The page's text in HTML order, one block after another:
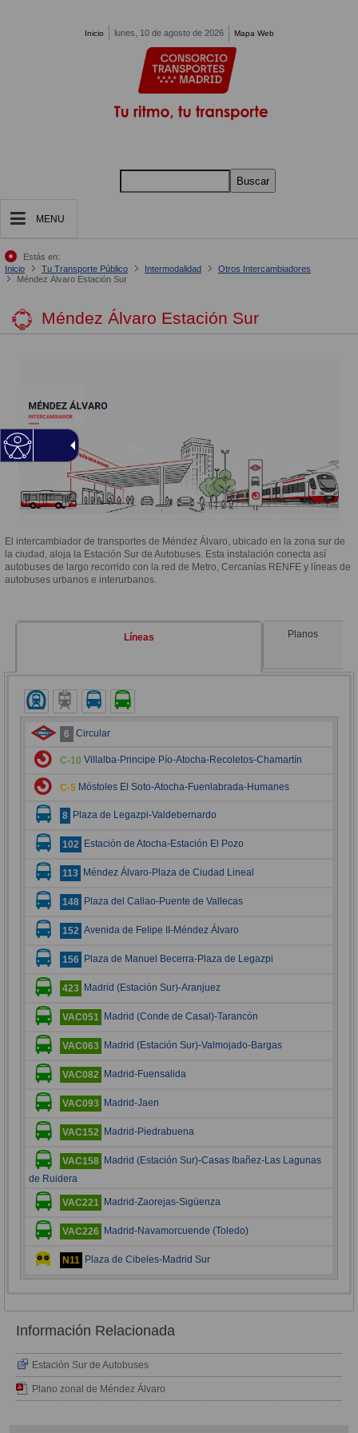
Inicio lunes, 10 de agosto de 2026 Mapa Web
Buscar
MENU
Estás en:
Inicio
Tu Transporte Público Intermodalidad
Otros Intercambiadores
Méndez Álvaro Estación Sur
Méndez Álvaro Estación Sur
El intercambiador de transportes de Méndez Álvaro, ubicado en la zona sur de
la ciudad, aloja la Estación Sur de Autobuses. Esta instalación conecta así
autobuses de largo recorrido con la red de Metro, Cercanías RENFE y líneas de
autobuses urbanos e interurbanos.
Líneas Planos
Metro Cercanías Renfe
Autobus urbano de Madrid (EMT)
Autobus interurbano
6 Circular
C-10 Villalba-Principe Pío-Atocha-Recoletos-Chamartín
C-5 Móstoles El Soto-Atocha-Fuenlabrada-Humanes
8 Plaza de Legazpi-Valdebernardo
102 Estación de Atocha-Estación El Pozo
113 Méndez Álvaro-Plaza de Ciudad Lineal
148 Plaza del Callao-Puente de Vallecas
152 Avenida de Felipe II-Méndez Álvaro
156 Plaza de Manuel Becerra-Plaza de Legazpi
423 Madrid (Estación Sur)-Aranjuez
VAC051 Madrid (Conde de Casal)-Tarancón
VAC063 Madrid (Estación Sur)-Valmojado-Bargas
VAC082 Madrid-Fuensalida
VAC093 Madrid-Jaen
VAC152 Madrid-Piedrabuena
VAC158 Madrid (Estación Sur)-Casas Ibañez-Las Lagunas
de Ruidera
VAC221 Madrid-Zaorejas-Sigüenza
VAC226 Madrid-Navamorcuende (Toledo)
N11 Plaza de Cibeles-Madrid Sur
Información Relacionada
Estación Sur de Autobuses
Plano zonal de Méndez Álvaro